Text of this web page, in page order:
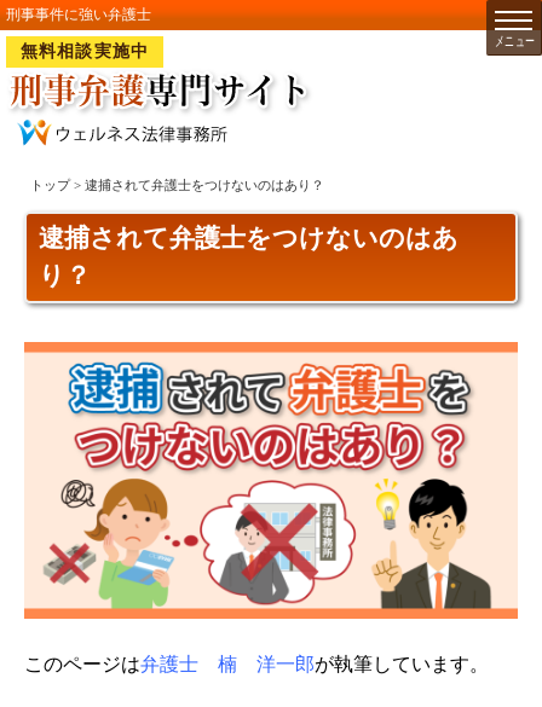
刑事事件に強い弁護士
無料相談実施中
トップ > 逮捕されて弁護士をつけないのはあり？
逮捕されて弁護士をつけないのはあ
り？
このページは弁護士 楠 洋一郎が執筆しています。